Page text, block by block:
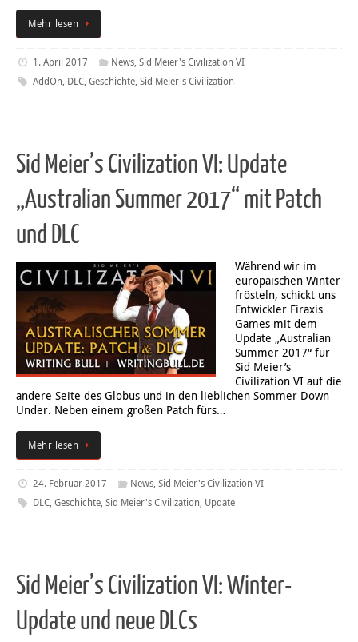
Mehr lesen
1. April 2017 News,Sid Meier's Civilization VI
AddOn, DLC, Geschichte, Sid Meier's Civilization
Sid Meier’s Civilization VI: Update
„Australian Summer 2017“ mit Patch
und DLC
Während wir im
europäischen Winter
frösteln, schickt uns
Entwickler Firaxis
Games mit dem
Update „Australian
Summer 2017“ für
Sid Meier’s
Civilization VI auf die
andere Seite des Globus und in den lieblichen Sommer Down
Under. Neben einem großen Patch fürs…
Mehr lesen
24. Februar 2017 News,Sid Meier's Civilization VI
DLC, Geschichte, Sid Meier's Civilization, Update
Sid Meier’s Civilization VI: Winter-
Update und neue DLCs